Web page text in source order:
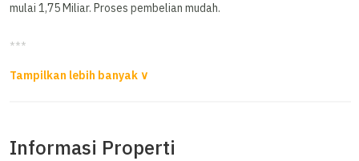
mulai 1,75 Miliar. Proses pembelian mudah.
***
1 lantai
Informasi Properti